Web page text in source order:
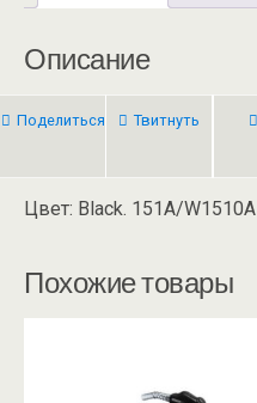
Описание
Поделиться Твитнуть
Цвет: Black. 151A/W1510A
Похожие товары